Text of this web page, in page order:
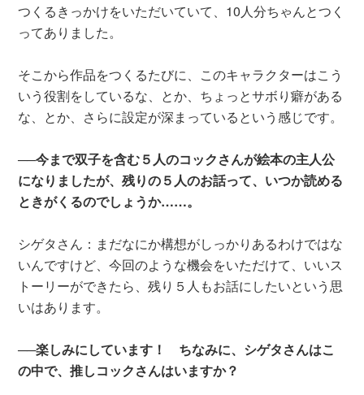
つくるきっかけをいただいていて、10人分ちゃんとつく
ってありました。
そこから作品をつくるたびに、このキャラクターはこう
いう役割をしているな、とか、ちょっとサボり癖がある
な、とか、さらに設定が深まっているという感じです。
──今まで双子を含む５人のコックさんが絵本の主人公
になりましたが、残りの５人のお話って、いつか読める
ときがくるのでしょうか……。
シゲタさん：まだなにか構想がしっかりあるわけではな
いんですけど、今回のような機会をいただけて、いいス
トーリーができたら、残り５人もお話にしたいという思
いはあります。
──楽しみにしています！ ちなみに、シゲタさんはこ
の中で、推しコックさんはいますか？